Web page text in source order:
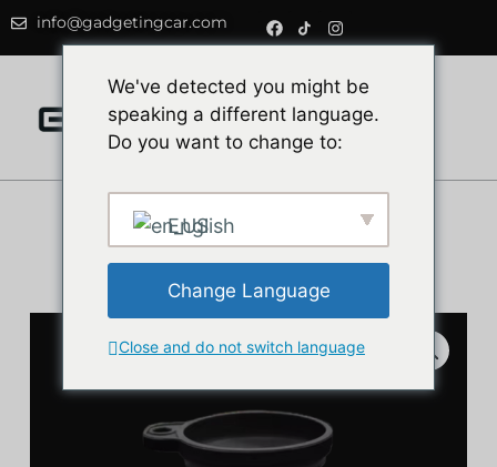
info@gadgetingcar.com
Siliconen trechter
voor auto
We've detected you might be
speaking a different language.
Do you want to change to:
English
Change Language
Close and do not switch language